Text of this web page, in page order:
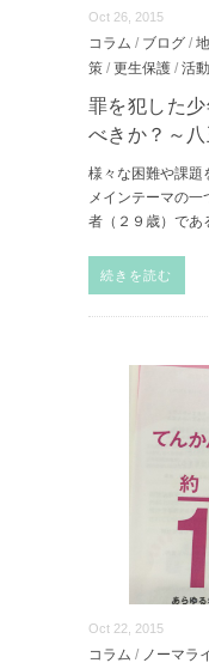
Oct 26, 2015
コラム / ブログ /
策 / 更生保護 / 活
罪を犯した
べきか？～
様々な困難や課題
メインテーマの
者（２９歳）であ
続きを読む
Oct 22, 2015
コラム / ノーマラ